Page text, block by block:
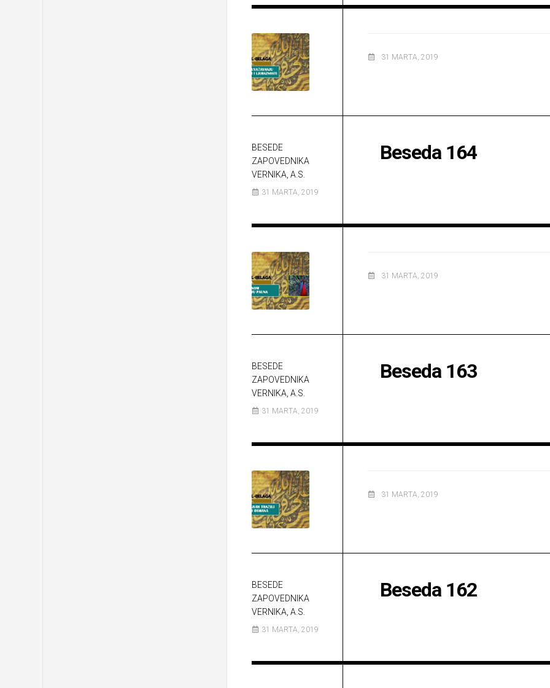
31 MARTA, 2019
BESEDE
ZAPOVEDNIKA
VERNIKA, A.S.
31 MARTA, 2019
Beseda 164
31 MARTA, 2019
BESEDE
ZAPOVEDNIKA
VERNIKA, A.S.
31 MARTA, 2019
Beseda 163
31 MARTA, 2019
BESEDE
ZAPOVEDNIKA
VERNIKA, A.S.
31 MARTA, 2019
Beseda 162